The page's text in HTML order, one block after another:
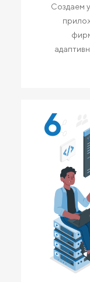
Создаем
6